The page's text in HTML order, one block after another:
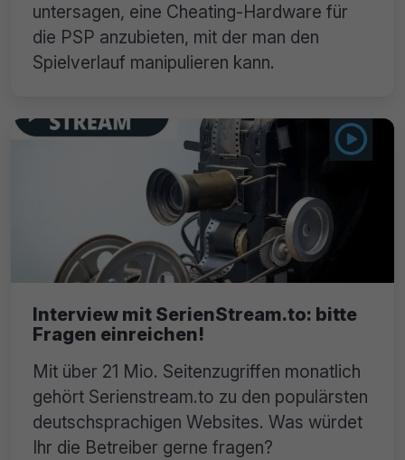
untersagen, eine Cheating-Hardware für
die PSP anzubieten, mit der man den
Spielverlauf manipulieren kann.
Interview mit SerienStream.to: bitte
Fragen einreichen!
Mit über 21 Mio. Seitenzugriffen monatlich
gehört Serienstream.to zu den populärsten
deutschsprachigen Websites. Was würdet
Ihr die Betreiber gerne fragen?